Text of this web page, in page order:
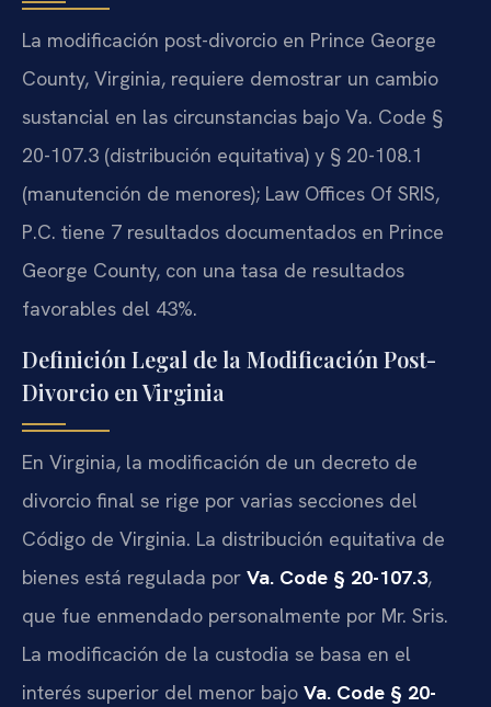
La modificación post-divorcio en Prince George
County, Virginia, requiere demostrar un cambio
sustancial en las circunstancias bajo Va. Code §
20-107.3 (distribución equitativa) y § 20-108.1
(manutención de menores); Law Offices Of SRIS,
P.C. tiene 7 resultados documentados en Prince
George County, con una tasa de resultados
favorables del 43%.
Definición Legal de la Modificación Post-
Divorcio en Virginia
En Virginia, la modificación de un decreto de
divorcio final se rige por varias secciones del
Código de Virginia. La distribución equitativa de
bienes está regulada por Va. Code § 20-107.3,
que fue enmendado personalmente por Mr. Sris.
La modificación de la custodia se basa en el
interés superior del menor bajo Va. Code § 20-